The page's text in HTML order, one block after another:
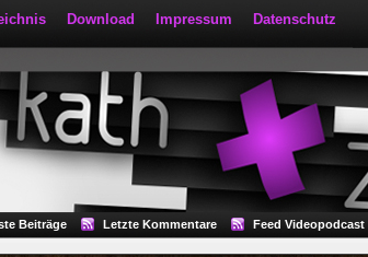
Download Impressum Datenschutz
Beiträge Letzte Kommentare Feed Videopodcast